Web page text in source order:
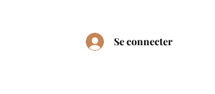
Se connecter